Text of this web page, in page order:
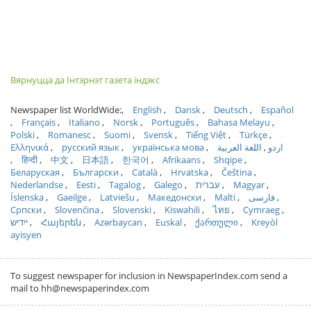
Вярнуцца да Інтэрнэт газета індэкс
Newspaper list WorldWide: English Dansk Deutsch
Español
Français
Italiano Norsk Português
Bahasa Melayu
Polski
Romanesc Suomi Svensk Tiếng Việt
Türkçe
Ελληνικά
русский язык українська мова اردو
اللغة العربية
हिन्दी
中文 日本語 한국어 Afrikaans
Shqipe
Беларуская
Български Català Hrvatska
Čeština
Nederlandse
Eesti Tagalog Galego עברית
Magyar
Íslenska
Gaeilge Latviešu Македонски Malti
فارسی
Српски
Slovenčina Slovenski Kiswahili ไทย
Cymraeg
ייִדיש
Հայերեն Azərbaycan Euskal ქართული
Kreyòl
ayisyen
To suggest newspaper for inclusion in NewspaperIndex.com send a
mail to hh@newspaperindex.com